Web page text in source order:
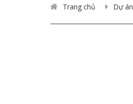
Trang chủ Dự án